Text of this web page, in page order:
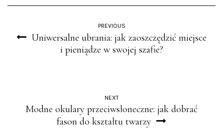
PREVIOUS
Uniwersalne ubrania: jak zaoszczędzić miejsce
i pieniądze w swojej szafie?
NEXT
Modne okulary przeciwsłoneczne: jak dobrać
fason do kształtu twarzy